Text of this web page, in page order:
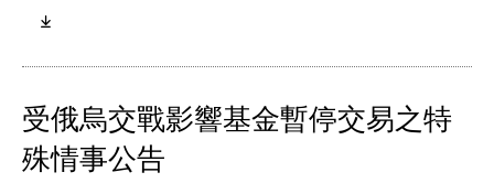
受俄烏交戰影響基金暫停交易之特
殊情事公告